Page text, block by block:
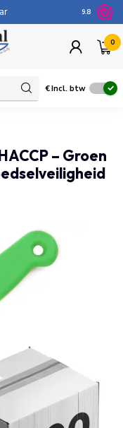
100
9.8
0
€Incl. btw
– Groen